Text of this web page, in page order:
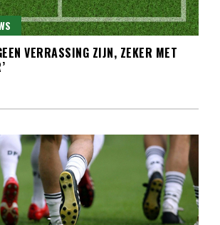
VERRASSING ZIJN, ZEKER MET